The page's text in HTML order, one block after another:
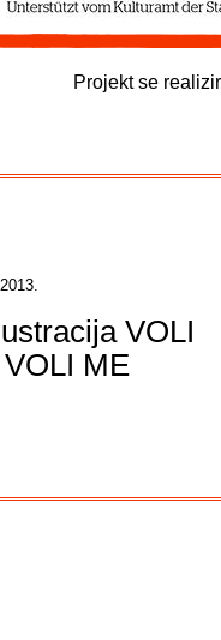
Projekt se
VOLI
ME